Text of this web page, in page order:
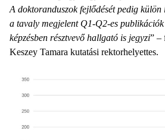
A doktoranduszok fejlődését pedig
a tavaly megjelent Q1-Q2-es
képzésben résztvevő hallgató is jegyzi” –
Keszey Tamara kutatási rektorhelyettes.